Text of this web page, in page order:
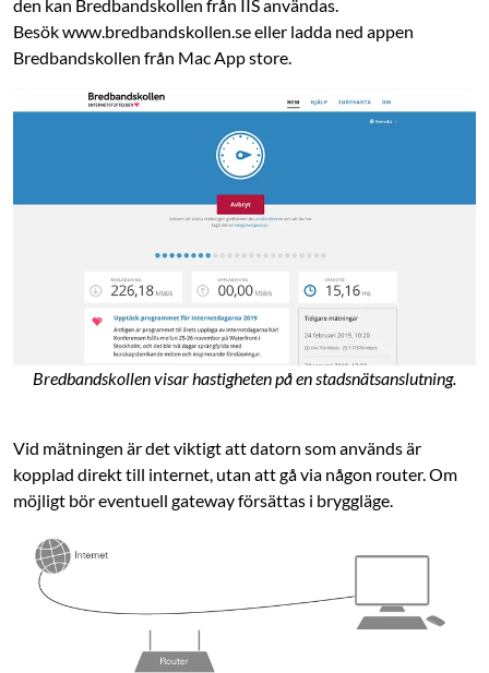
den kan Bredbandskollen från IIS användas.
Besök www.bredbandskollen.se eller ladda ned appen
Bredbandskollen från Mac App store.
Bredbandskollen visar hastigheten på en stadsnätsanslutning.
Vid mätningen är det viktigt att datorn som används är
kopplad direkt till internet, utan att gå via någon router. Om
möjligt bör eventuell gateway försättas i bryggläge.